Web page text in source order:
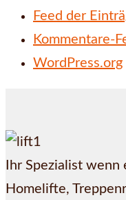
Feed der
Kommentare-
WordPress.org
Ihr Spezialist
Homelifte,